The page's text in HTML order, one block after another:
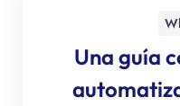
Una guía